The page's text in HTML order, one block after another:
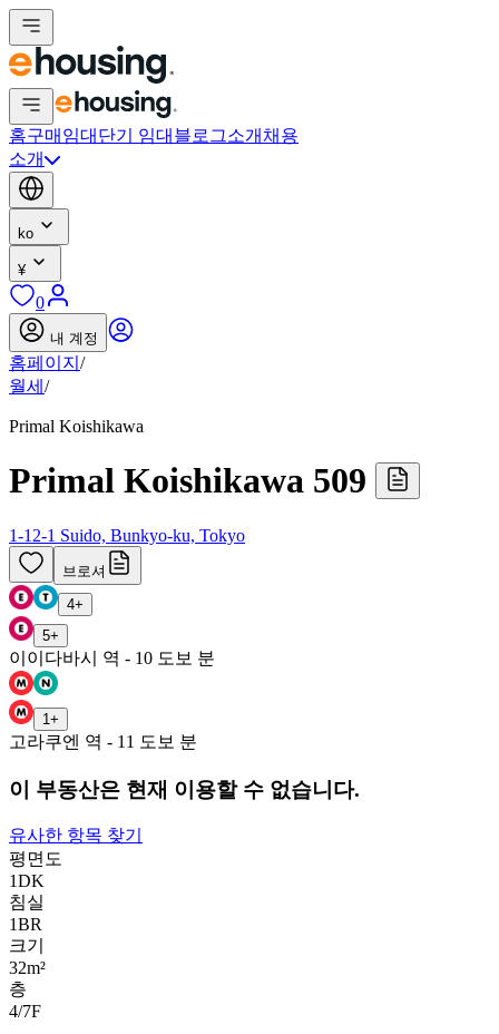
홈구매 임대 단기 임대 블로그소개 채용
소개
ko
¥
0
내 계정
홈페이지 /
월세 /
Primal Koishikawa
Primal Koishikawa 509
1-12-1 Suido, Bunkyo-ku, Tokyo
브로셔
4+
5+
이이다바시 역 - 10 도보 분
1 +
고라쿠엔 역 - 11 도보 분
이 부동산은 현재 이용할 수 없습니다.
유사한 항목 찾기
평면도
1DK
침실
1BR
크기
32m²
층
4/7F